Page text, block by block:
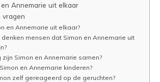
Annemarie uit elkaar
vragen
en Annemarie uit elkaar?
mensen dat Simon en Annemarie uit
zijn Simon en Annemarie samen?
en Annemarie kinderen?
zelf gereageerd op de geruchten?